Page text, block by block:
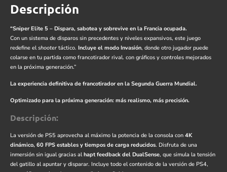
Descripción
“Sniper Elite 5 – Dispara, sabotea y sobrevive en la Francia ocupada.
Con un sistema de disparos sin precedentes y niveles expansivos, este juego
redefine elshootertáctico. Incluye el modo Invasión, donde otro jugador puede
colarse en tu partida como francotirador rival. con gráficos y controles mejorados
en la próxima generación.”
La experiencia definitiva de francotirador en la Segunda Guerra Mundial.
Optimizado para la próxima generación: más realismo, más precisión.
Descripción:
La versión de PS5 aprovecha al máximo la potencia de la consola con 4K
dinámico, 60 FPS estables y tiempos de carga reducidos. Disfruta de una
inmersión sin igual gracias alhapt feedback del DualSense, que simula la tensión
del gatillo al apuntar y disparar. Incluye todo el contenido de la versión de PS4,